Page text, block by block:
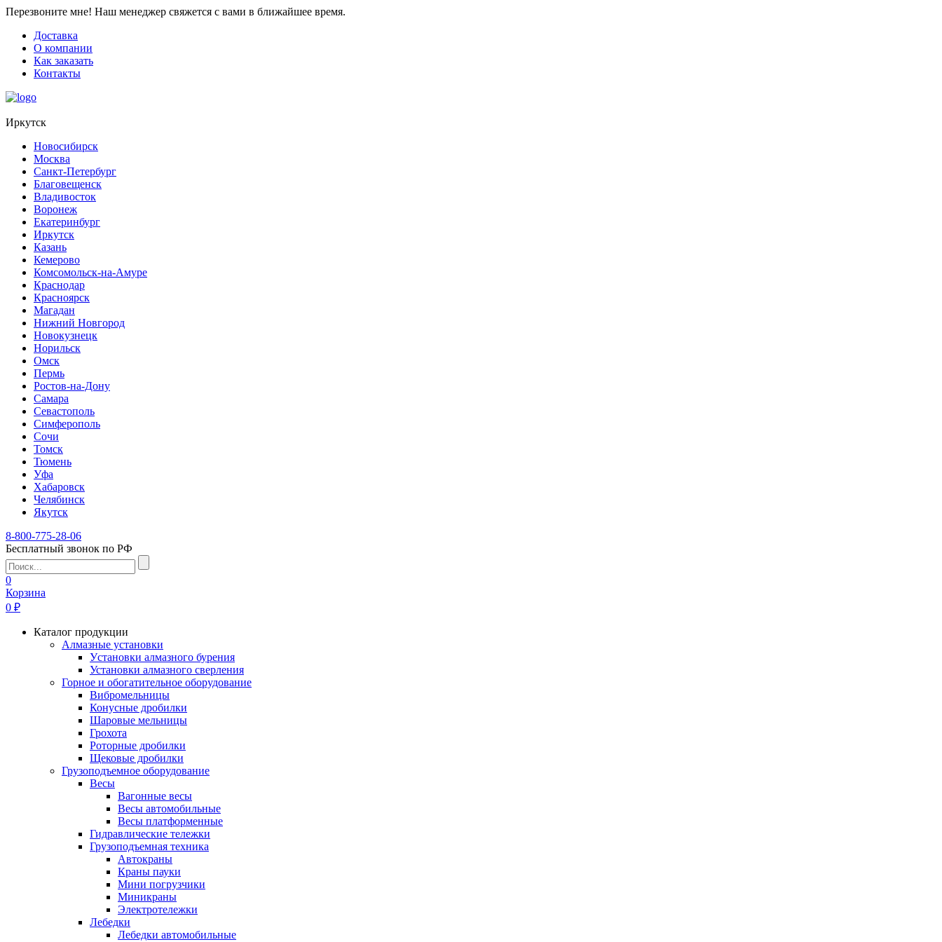
Перезвоните мне! Наш менеджер свяжется с вами в ближайшее время.
Доставка
О компании
Как заказать
Контакты
Иркутск
Новосибирск
Москва
Санкт-Петербург
Благовещенск
Владивосток
Воронеж
Екатеринбург
Иркутск
Казань
Кемерово
Комсомольск-на-Амуре
Краснодар
Красноярск
Магадан
Нижний Новгород
Новокузнецк
Норильск
Омск
Пермь
Ростов-на-Дону
Самара
Севастополь
Симферополь
Сочи
Томск
Тюмень
Уфа
Хабаровск
Челябинск
Якутск
8-800-775-28-06
Бесплатный звонок по РФ
0
Корзина
0 ₽
Каталог продукции
Алмазные установки
Уcтановки алмазного бурения
Установки алмазного сверления
Горное и обогатительное оборудование
Вибромельницы
Конусные дробилки
Шаровые мельницы
Грохота
Роторные дробилки
Щековые дробилки
Грузоподъемное оборудование
Весы
Вагонные весы
Весы автомобильные
Весы платформенные
Гидравлические тележки
Грузоподъемная техника
Автокраны
Краны пауки
Мини погрузчики
Миникраны
Электротележки
Лебедки
Лебедки автомобильные